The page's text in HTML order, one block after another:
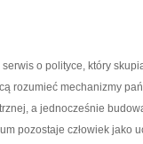
o polityce, który
rozumieć mechanizmy
a jednocześnie
pozostaje człowiek jako